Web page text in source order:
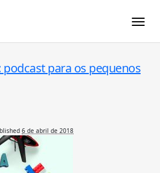
podcast para os pequenos
6 de abril de 2018